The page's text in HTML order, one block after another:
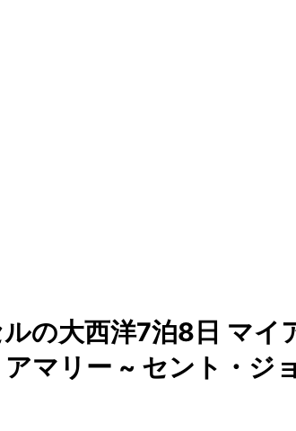
の大西洋7泊8日 マイ
マリー ~ セント・ジ